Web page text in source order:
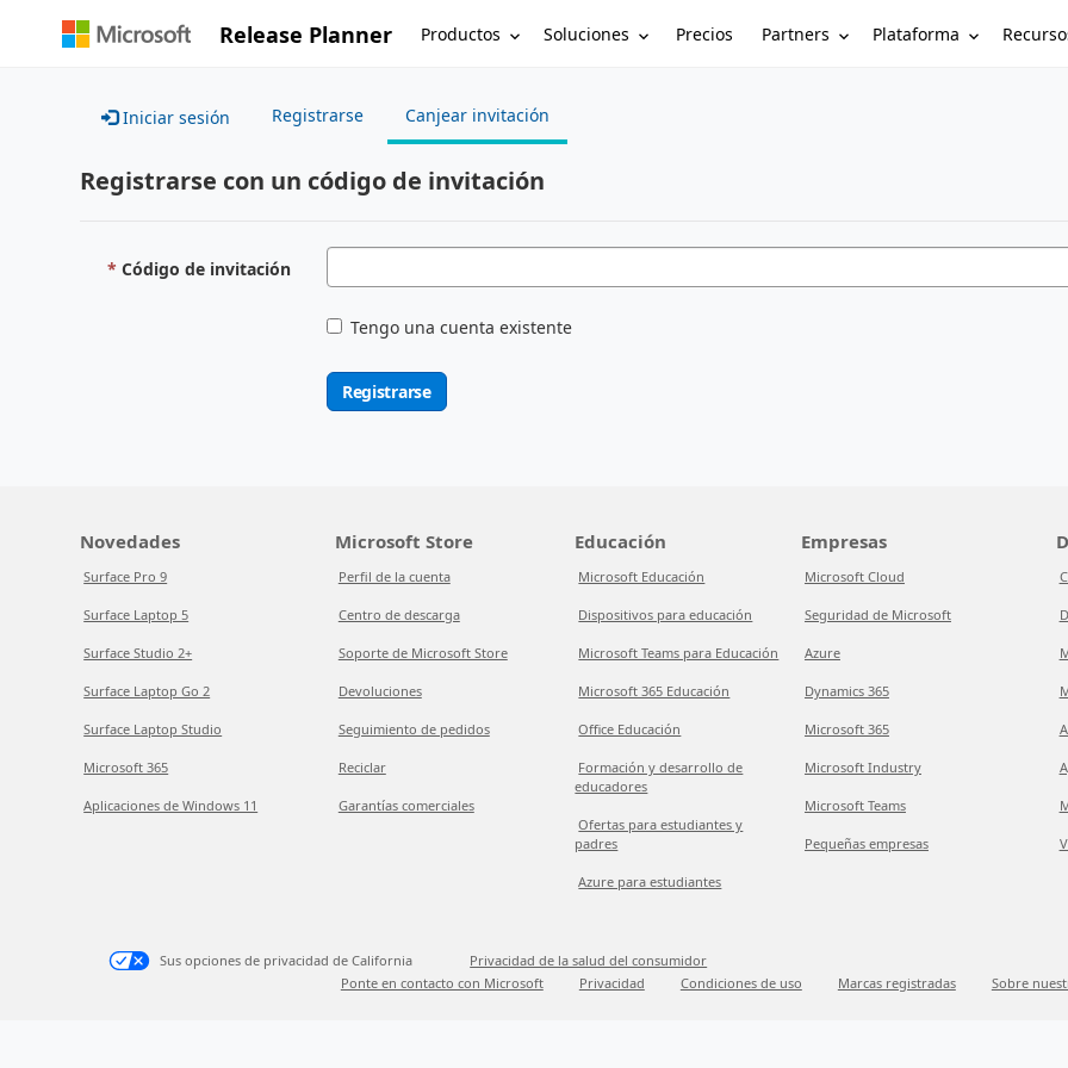
Release Planner Productos Soluciones Precios Partners Plataforma
Iniciar sesión Registrarse Canjear invitación
Registrarse con un código de invitación
Código de invitación
Tengo una cuenta existente
Registrarse
Novedades
Surface Pro 9
Surface Laptop 5
Surface Studio 2+
Surface Laptop Go 2
Surface Laptop Studio
Microsoft 365
Aplicaciones de Windows 11
Microsoft Store
Perfil de la cuenta
Centro de descarga
Soporte de Microsoft Store
Devoluciones
Seguimiento de pedidos
Reciclar
Garantías comerciales
Educación
Microsoft Educación
Dispositivos para educación
Microsoft Teams para Educación
Microsoft 365 Educación
Office Educación
Formación y desarrollo de
educadores
Ofertas para estudiantes y
padres
Azure para estudiantes
Empresas
Microsoft Cloud
Seguridad de Microsoft
Azure
Dynamics 365
Microsoft 365
Microsoft Industry
Microsoft Teams
Pequeñas empresas
Sus opciones de privacidad de California
Privacidad de la salud del consumidor
Ponte en contacto con Microsoft
Privacidad Condiciones de uso Marcas registradas Sobre